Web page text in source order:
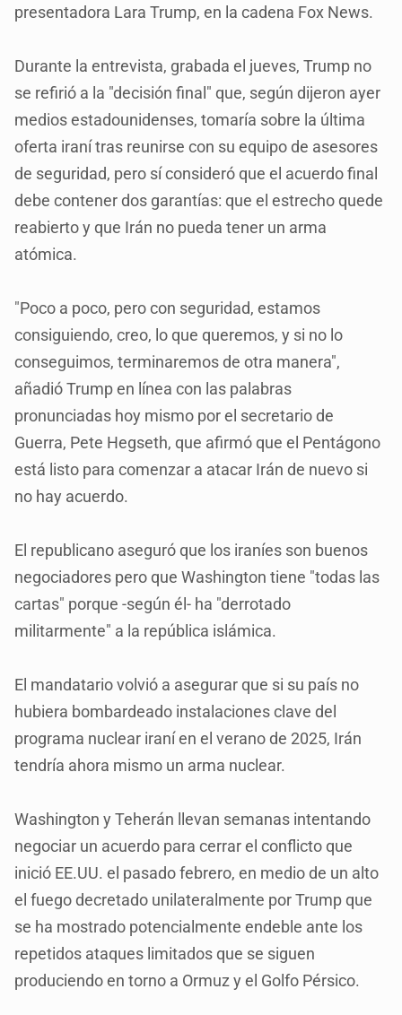
presentadora Lara Trump, en la cadena Fox News.
Durante la entrevista, grabada el jueves, Trump no
se refirió a la "decisión final" que, según dijeron ayer
medios estadounidenses, tomaría sobre la última
oferta iraní tras reunirse con su equipo de asesores
de seguridad, pero sí consideró que el acuerdo final
debe contener dos garantías: que el estrecho quede
reabierto y que Irán no pueda tener un arma
atómica.
"Poco a poco, pero con seguridad, estamos
consiguiendo, creo, lo que queremos, y si no lo
conseguimos, terminaremos de otra manera",
añadió Trump en línea con las palabras
pronunciadas hoy mismo por el secretario de
Guerra, Pete Hegseth, que afirmó que el Pentágono
está listo para comenzar a atacar Irán de nuevo si
no hay acuerdo.
El republicano aseguró que los iraníes son buenos
negociadores pero que Washington tiene "todas las
cartas" porque -según él- ha "derrotado
militarmente" a la república islámica.
El mandatario volvió a asegurar que si su país no
hubiera bombardeado instalaciones clave del
programa nuclear iraní en el verano de 2025, Irán
tendría ahora mismo un arma nuclear.
Washington y Teherán llevan semanas intentando
negociar un acuerdo para cerrar el conflicto que
inició EE.UU. el pasado febrero, en medio de un alto
el fuego decretado unilateralmente por Trump que
se ha mostrado potencialmente endeble ante los
repetidos ataques limitados que se siguen
produciendo en torno a Ormuz y el Golfo Pérsico.